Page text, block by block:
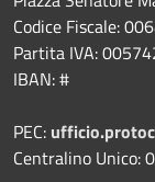
Codice Fiscale:
Partita IVA:
IBAN: #
PEC:
Centralino Unico: